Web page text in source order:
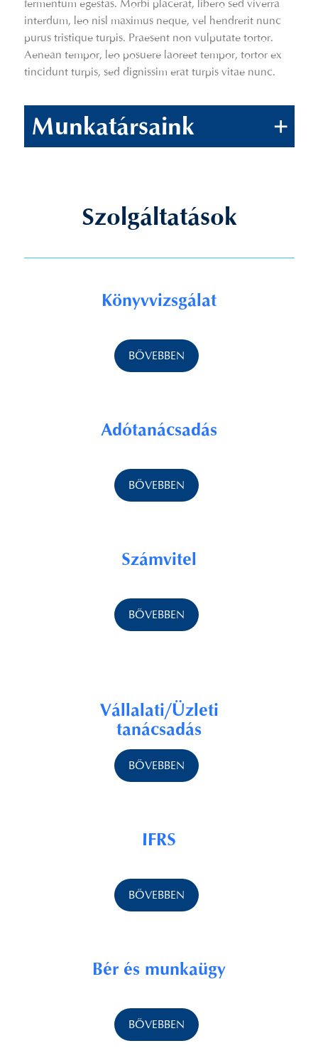
fermentum egestas. Morbi placerat, libero sed viverra
interdum, leo nisl maximus neque, vel hendrerit nunc
purus tristique turpis. Praesent non vulputate tortor.
Aenean tempor, leo posuere laoreet tempor, tortor ex
tincidunt turpis, sed dignissim erat turpis vitae nunc.
Munkatársaink +
Szolgáltatások
Könyvvizsgálat
BŐVEBBEN
Adótanácsadás
BŐVEBBEN
Számvitel
BŐVEBBEN
Vállalati/Üzleti
tanácsadás
BŐVEBBEN
IFRS
BŐVEBBEN
Bér és munkaügy
BŐVEBBEN